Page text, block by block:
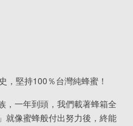
，堅持100％台灣純蜂蜜！
，一年到頭，我們載著蜂箱全
就像蜜蜂般付出努力後，終能